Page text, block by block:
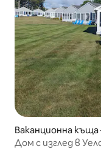
Ваканционна къща
Дом с изглед в